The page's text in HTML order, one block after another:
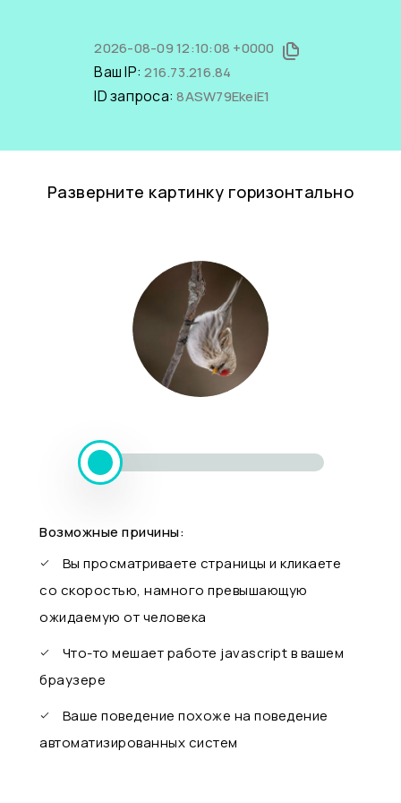
2026-08-09 12:10:08 +0000
Ваш IP:216.73.216.84
ID запроса:8ASW79EkeiE1
Разверните картинку горизонтально
Возможные причины:
Вы просматриваете страницы и кликаете
со скоростью, намного превышающую
ожидаемую от человека
Что-то мешает работе javascript в вашем
браузере
Ваше поведение похоже на поведение
автоматизированных систем